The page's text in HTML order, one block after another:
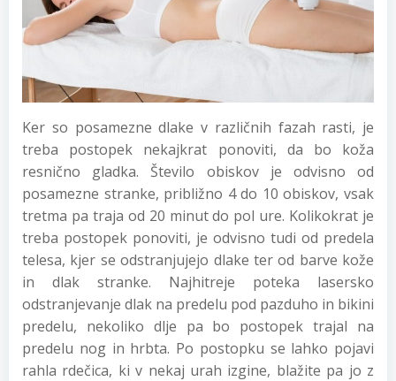
Ker so posamezne dlake v različnih fazah rasti, je
treba postopek nekajkrat ponoviti, da bo koža
resnično gladka. Število obiskov je odvisno od
posamezne stranke, približno 4 do 10 obiskov, vsak
tretma pa traja od 20 minut do pol ure. Kolikokrat je
treba postopek ponoviti, je odvisno tudi od predela
telesa, kjer se odstranjujejo dlake ter od barve kože
in dlak stranke. Najhitreje poteka lasersko
odstranjevanje dlak na predelu pod pazduho in bikini
predelu, nekoliko dlje pa bo postopek trajal na
predelu nog in hrbta. Po postopku se lahko pojavi
rahla rdečica, ki v nekaj urah izgine, blažite pa jo z